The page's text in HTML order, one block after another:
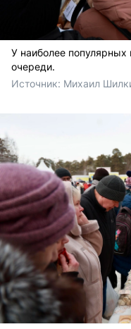
У наиболее популярных
очереди.
Источник: Михаил